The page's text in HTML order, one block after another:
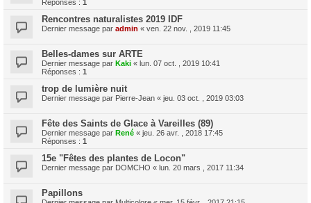
Réponses : 1
Rencontres naturalistes 2019 IDF
Dernier message par admin « ven. 22 nov. , 2019 11:45
Belles-dames sur ARTE
Dernier message par Kaki « lun. 07 oct. , 2019 10:41
Réponses : 1
trop de lumière nuit
Dernier message par Pierre-Jean « jeu. 03 oct. , 2019 03:03
Fête des Saints de Glace à Vareilles (89)
Dernier message par René « jeu. 26 avr. , 2018 17:45
Réponses : 1
15e "Fêtes des plantes de Locon"
Dernier message par DOMCHO « lun. 20 mars , 2017 11:34
Papillons